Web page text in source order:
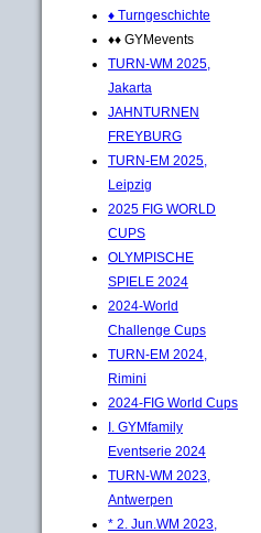
♦ Turngeschichte
♦♦ GYMevents
TURN-WM 2025,
Jakarta
JAHNTURNEN
FREYBURG
TURN-EM 2025,
Leipzig
2025 FIG WORLD
CUPS
OLYMPISCHE
SPIELE 2024
2024-World
Challenge Cups
TURN-EM 2024,
Rimini
2024-FIG World Cups
I. GYMfamily
Eventserie 2024
TURN-WM 2023,
Antwerpen
* 2. Jun.WM 2023,